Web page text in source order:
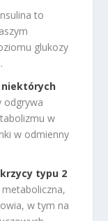
to
glukozy
niektórych
odgrywa
w
w odmienny
typu 2
w tym na